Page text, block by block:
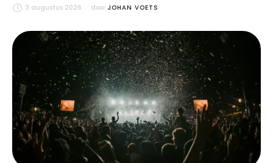
3 augustus 2026 door JOHAN VOETS